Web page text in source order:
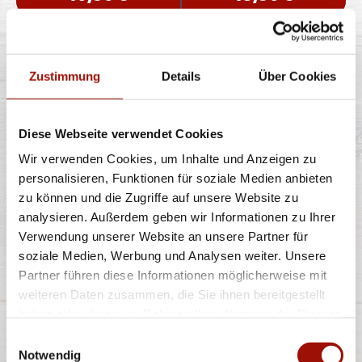
Zustimmung Details Über Cookies
Diese Webseite verwendet Cookies
Wir verwenden Cookies, um Inhalte und Anzeigen zu
personalisieren, Funktionen für soziale Medien anbieten
zu können und die Zugriffe auf unsere Website zu
analysieren. Außerdem geben wir Informationen zu Ihrer
Verwendung unserer Website an unsere Partner für
soziale Medien, Werbung und Analysen weiter. Unsere
Partner führen diese Informationen möglicherweise mit
weiteren Daten zusammen, die Sie ihnen bereitgestellt
Notwendig
BBQ CHEESE BURGER
Soft Bun, Homestyle Burger (125g) - 100% Rind, Bacon,
rote Zwiebeln, Lollo Bionda
... mehr
einfach
10,90 €
doppelt
13,90 €
LOUISIANA BURGER
Soft Bun, Homestyle Burger (125g) - 100% Rind,